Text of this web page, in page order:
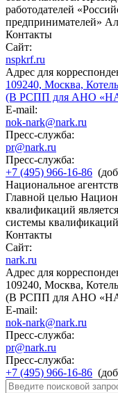
работодателей
предпринимателей»
Контакты
Сайт:
nspkrf.ru
Адрес для
109240, Москва,
(В РСПП для АНО
E-mail:
nok-nark@nark.ru
Пресс-служба:
pr@nark.ru
Пресс-служба:
+7 (495) 966-16-86
Национальное
Главной целью
квалификаций
системы
Контакты
Сайт:
nark.ru
Адрес для
109240, Москва,
(В РСПП для АНО
E-mail:
nok-nark@nark.ru
Пресс-служба:
pr@nark.ru
Пресс-служба:
+7 (495) 966-16-86